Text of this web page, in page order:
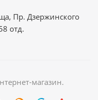
Пр. Дзержинского
отд.
магазин.